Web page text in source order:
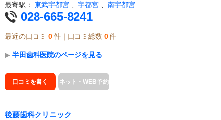
最寄駅： 東武宇都宮 宇都宮 南宇都宮
028-665-8241
最近の口コミ 0 件｜口コミ総数 0 件
▶ 半田歯科医院のページを見る
口コミを書く ネット・WEB予約
後藤歯科クリニック